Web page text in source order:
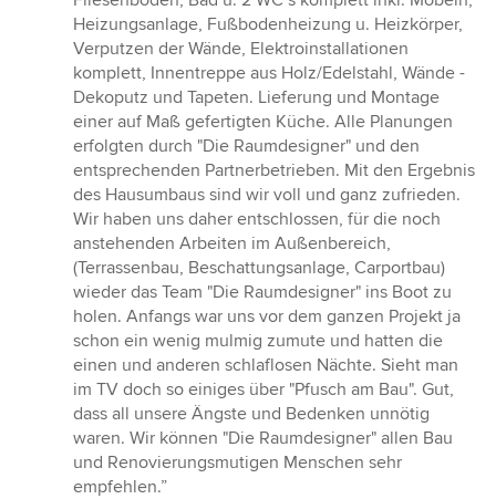
Heizungsanlage, Fußbodenheizung u. Heizkörper,
Verputzen der Wände, Elektroinstallationen
komplett, Innentreppe aus Holz/Edelstahl, Wände -
Dekoputz und Tapeten. Lieferung und Montage
einer auf Maß gefertigten Küche. Alle Planungen
erfolgten durch "Die Raumdesigner" und den
entsprechenden Partnerbetrieben. Mit den Ergebnis
des Hausumbaus sind wir voll und ganz zufrieden.
Wir haben uns daher entschlossen, für die noch
anstehenden Arbeiten im Außenbereich,
(Terrassenbau, Beschattungsanlage, Carportbau)
wieder das Team "Die Raumdesigner" ins Boot zu
holen. Anfangs war uns vor dem ganzen Projekt ja
schon ein wenig mulmig zumute und hatten die
einen und anderen schlaflosen Nächte. Sieht man
im TV doch so einiges über "Pfusch am Bau". Gut,
dass all unsere Ängste und Bedenken unnötig
waren. Wir können "Die Raumdesigner" allen Bau
und Renovierungsmutigen Menschen sehr
empfehlen.”